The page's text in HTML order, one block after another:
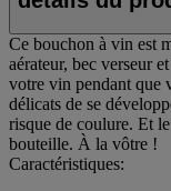
Ce bouchon à vin est
aérateur, bec verseur
votre vin pendant que
délicats de se
risque de coulure. Et
bouteille. À la vôtre !
Caractéristiques: